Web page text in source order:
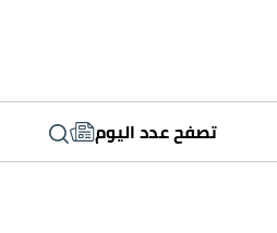
تصفح عدد اليوم